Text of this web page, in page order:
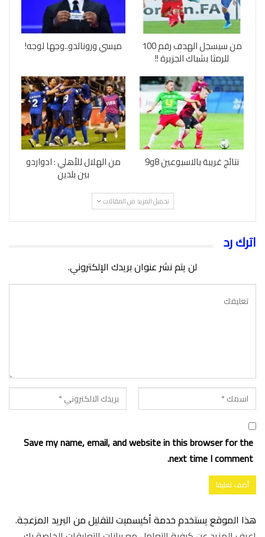
من سيسجل الهدف رقم 100
للرمثا بشباك الجزيرة !!
ميسي ورونالدو..وجها لوجه!
نتائج غريبة بالاسبوعين 8و9 من الهلال للأهلي : ادواردو
بين بلدين
تحميل المزيد من المقالات
اترك رد
لن يتم نشر عنوان بريدك الإلكتروني.
Save my name, email, and website in this browser for the
next time I comment.
هذا الموقع يستخدم خدمة أكيسميت للتقليل من البريد المزعجة.